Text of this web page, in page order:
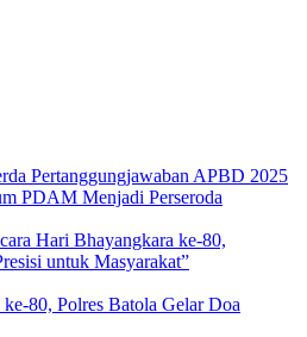
Pertanggungjawaban APBD 2025
PDAM Menjadi Perseroda
Hari Bhayangkara ke-80,
untuk Masyarakat”
80, Polres Batola Gelar Doa